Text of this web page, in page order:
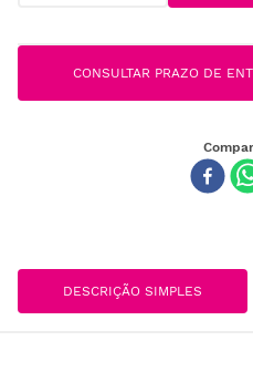
CONSULTAR PRAZO DE
DESCRIÇÃO SIMPLES